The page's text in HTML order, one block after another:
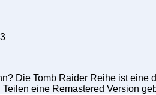
Die Tomb Raider Reihe ist
eine Remastered Version